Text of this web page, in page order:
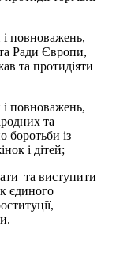
Ради Європи,
та протидіяти
та
боротьби із
і дітей;
та виступити
єдиного